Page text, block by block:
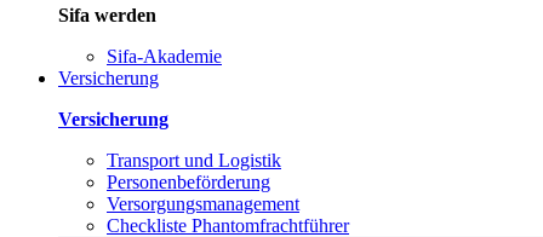
Sifa werden
Sifa-Akademie
Versicherung
Versicherung
Transport und Logistik
Personenbeförderung
Versorgungsmanagement
Checkliste Phantomfrachtführer